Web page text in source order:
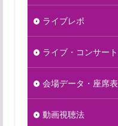
ライブレポ
ライブ・コンサート
会場データ・座席表
動画視聴法